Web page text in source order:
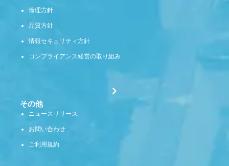
倫理方針
品質方針
情報セキュリティ方針
コンプライアンス経営の取り組み
その他
ニュースリリース
お問い合わせ
ご利用規約